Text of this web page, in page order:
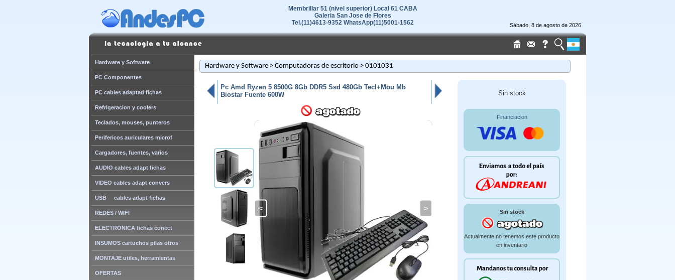
Sábado, 8 de agosto de 2026
Membrillar 51 (nivel superior) Local 61 CABA
Galeria San Jose de Flores
Tel.(11)4613-9352 WhatsApp(11)5001-1562
Hardware y Software
PC Componentes
PC cables adaptad fichas
Refrigeracion y coolers
Teclados, mouses, punteros
Perifericos auriculares microf
Cargadores, fuentes, varios
AUDIO cables adapt fichas
VIDEO cables adapt convers
USB cables adapt fichas
REDES / WIFI
ELECTRONICA fichas conect
INSUMOS cartuchos pilas otros
MONTAJE utiles, herramientas
OFERTAS
Hardware y Software > Computadoras de escritorio > 0101031
Pc Amd Ryzen 5 8500G 8Gb DDR5 Ssd 480Gb Tecl+Mou Mb
Biostar Fuente 600W
< >
Sin stock
Financiacion
Sin stock
Actualmente no tenemos este producto
en inventario